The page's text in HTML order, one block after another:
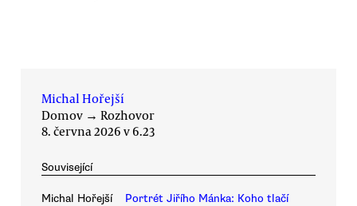
Michal Hořejší
Domov → Rozhovor
8. června 2026 v 6.23
Související
Michal Hořejší
Portrét Jiřího Mánka: Koho tlačí